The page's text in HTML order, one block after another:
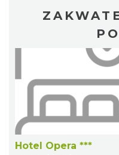
Hotel Opera ***